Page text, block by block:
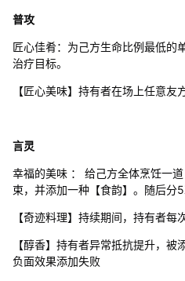
普攻
匠心佳肴：为己方生命比例最低的
治疗目标。
【匠心美味】持有者在场上任意友
言灵
幸福的美味 ： 给己方全体烹饪一
束，并添加一种【食韵】。随后分
【奇迹料理】持续期间，持有者每
【醇香】持有者异常抵抗提升，
负面效果添加失败